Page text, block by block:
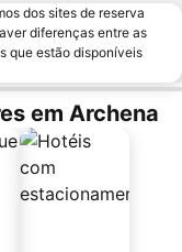
dos sites de reserva
diferenças entre as
que estão disponíveis
em Archena